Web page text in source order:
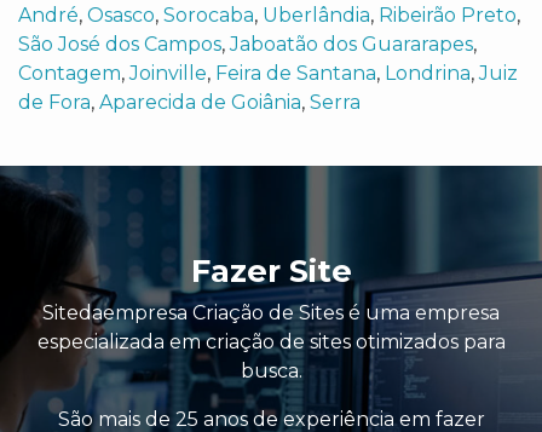
André, Osasco, Sorocaba, Uberlândia, Ribeirão Preto,
São José dos Campos,Jaboatão dos Guararapes,
Contagem,Joinville, Feira de Santana, Londrina,Juiz
de Fora, Aparecida de Goiânia, Serra
Fazer Site
Sitedaempresa Criação de Sites é uma empresa
especializada em criação de sites otimizados para
busca.
São mais de 25 anos de experiência em fazer